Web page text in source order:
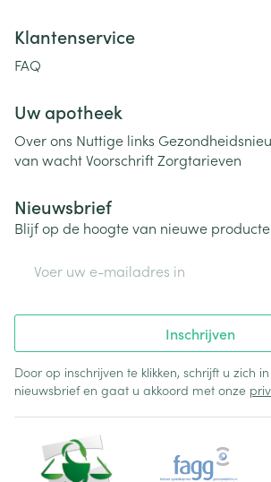
Klantenservice
FAQ
Uw apotheek
Over ons Nuttige links
van wachtVoorschriftZorgtarieven
Nieuwsbrief
Blijf op de hoogte van nieuwe
Inschrijven
Door op inschrijven te klikken, schrijft u zich
nieuwsbrief en gaat u akkoord met onze